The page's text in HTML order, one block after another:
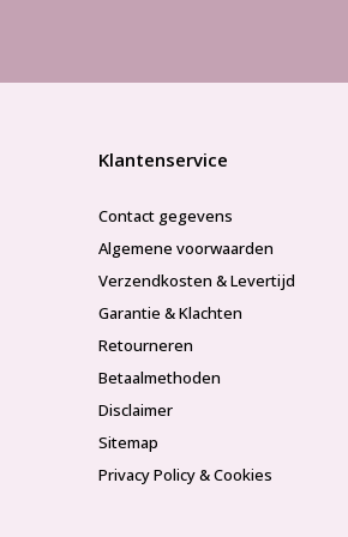
Klantenservice
Contact gegevens
Algemene voorwaarden
Verzendkosten & Levertijd
Garantie & Klachten
Retourneren
Betaalmethoden
Disclaimer
Sitemap
Privacy Policy & Cookies